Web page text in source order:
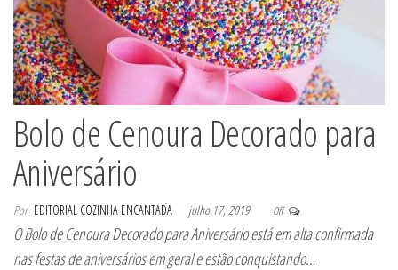
Bolo de Cenoura Decorado para
Aniversário
Por EDITORIAL COZINHA ENCANTADA julho 17, 2019 Off
O Bolo de Cenoura Decorado para Aniversário está em alta confirmada
nas festas de aniversários em geral e estão conquistando…